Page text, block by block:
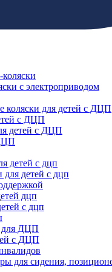
с электроприводом
коляски для детей с ДЦП
с ДЦП
детей с ДЦП
детей с дцп
детей с дцп
дцп
с дцп
для ДЦП
с ДЦП
для сидения,